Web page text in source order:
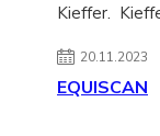
Kieffer.
20.11.2023
EQUISCAN